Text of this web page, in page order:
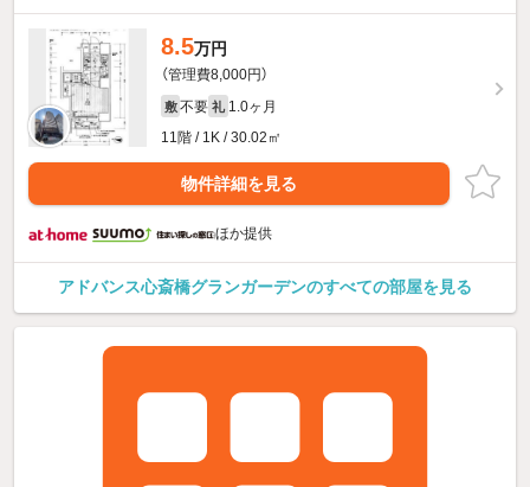
8.5万円
（管理費8,000円）
敷 不要 礼 1.0ヶ月
11階 / 1K / 30.02㎡
物件詳細を見る
ほか提供
アドバンス心斎橋グランガーデンのすべての部屋を見る